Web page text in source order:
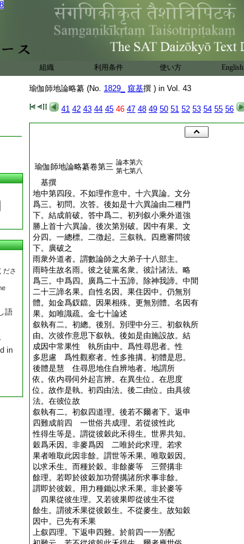
組織 利用条件 使い方 English
ださ
語
in
瑜伽師地論略纂 (No. 1829_ 窺基撰 ) in Vol. 43
41 42 43 44 45 46 47 48 49 50 51 52 53 54 55 56
瑜伽師地論略纂卷第三 論本第六
第七第八
基撰
地中第四段。不如理作意中。十六異論。文分
爲三。初問。次答。後如是十六異論由二種門
下。結成前破。答中爲二。初列叙小乘外道強
勝上首十六異論。後次第別破。因中有果。文
分四。一總標。二徴起。三叙執。四應審問彼
下。廣破之
雨衆外道者。謂數論師之大弟子十八部主。
雨時生故名雨。彼之徒黨名衆。彼計諸法。略
爲三。中爲四。廣爲二十五諦。除神我諦。中間
二十三諦名果。自性名因。果住因中。仍無別
體。如金爲釵鐺。因果相殊。更無別體。名因有
果。如唯識疏。金七十論述
叙執有二。初總。後別。別理中分三。初叙執所
由。次彼作意思下叙執。後如是由施設故。結
成因中常果性 執所由中。爲性尋思者。性
多思慮 爲性觀察者。性多推搆。初體是思。
後體是慧 住尋思地住自辨地者。地謂所
依。依内尋伺外起言辨。在異生位。在思度
位。故作是執。初四由法。後二由位。由具彼
法。在彼位故
叙執有二。初叙四道理。後若不爾者下。返申
四難成前四 一世俗共成理。若從彼性此
性得生等是。謂從彼穀此禾得生。世界共知。
穀爲禾因。非麥爲因 二唯於此求理。若求
果者唯取此因非餘。謂世等禾果。唯取穀因。
以求禾生。而種於穀。非餘麥等 三營搆非
餘理。若即於彼穀加功營搆諸所求事非餘。
謂即於彼穀。用力種鋤以求禾果。非於麥等
四果從彼生理。又若彼果即從彼生不從
餘生。謂彼禾果從彼穀生。不從麥生。故知穀
因中。已先有禾果
上叙四理。下返申四難。於前四一一別配